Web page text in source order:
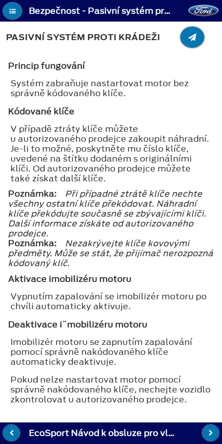
Bezpečnost - Pasivní systém proti krádeži
PASIVNÍ SYSTÉM PROTI KRÁDEŽI
Princip fungování
Systém zabraňuje nastartovat motor bez
správně kódovaného klíče.
Kódované klíče
V případě ztráty klíče můžete
u autorizovaného prodejce zakoupit náhradní.
Je-li to možné, poskytněte mu číslo klíče,
uvedené na štítku dodaném s originálními
klíči. Od autorizovaného prodejce můžete
také získat další klíče.
Poznámka:
Při případné ztrátě klíče nechte
všechny ostatní klíče překódovat. Náhradní
klíče překódujte současně se zbývajícími klíči.
Další informace získáte od autorizovaného
prodejce.
Poznámka:
Nezakrývejte klíče kovovými
předměty. Může se stát, že přijímač nerozpozná
kódovaný klíč.
Aktivace imobilizéru motoru
Vypnutím zapalování se imobilizér motoru po
chvíli automaticky aktivuje.
Deaktivace i¨mobilizéru motoru
Imobilizér motoru se zapnutím zapalování
pomocí správně nakódovaného klíče
automaticky deaktivuje.
Pokud nelze nastartovat motor pomocí
správně nakódovaného klíče, nechejte vozidlo
zkontrolovat u autorizovaného prodejce.
EcoSport Návod k obsluze pro vlastníky